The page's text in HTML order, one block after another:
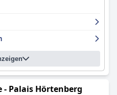
- Palais Hörtenberg